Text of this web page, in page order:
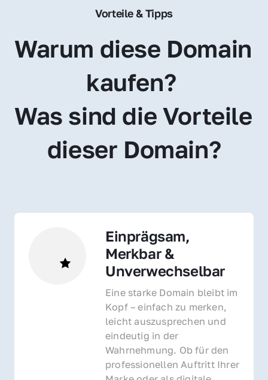
Vorteile & Tipps
Warum diese Domain
kaufen?
Was sind die Vorteile
dieser Domain?
Einprägsam,
Merkbar &
Unverwechselbar
Eine starke Domain bleibt im
Kopf – einfach zu merken,
leicht auszusprechen und
eindeutig in der
Wahrnehmung. Ob für den
professionellen Auftritt Ihrer